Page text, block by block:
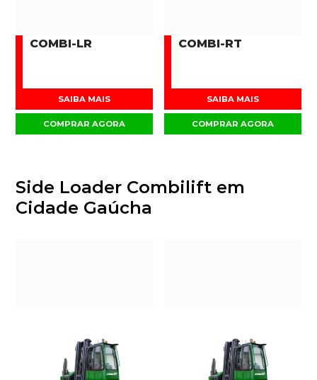
COMBI-LR
SAIBA MAIS
COMPRAR AGORA
COMBI-RT
SAIBA MAIS
COMPRAR AGORA
Side Loader Combilift em
Cidade Gaúcha